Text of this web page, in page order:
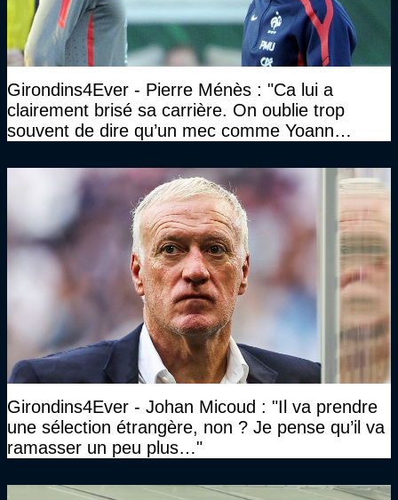
Girondins4Ever - Pierre Ménès : "Ca lui a
clairement brisé sa carrière. On oublie trop
souvent de dire qu’un mec comme Yoann
Girondins4Ever - Johan Micoud : "Il va prendre
une sélection étrangère, non ? Je pense qu’il va
ramasser un peu plus…"